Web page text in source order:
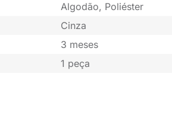
Algodão, Poliéster
Cinza
3 meses
1 peça